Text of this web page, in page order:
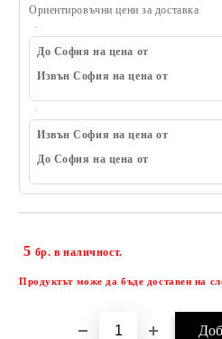
Ориентировъчни цени за доставка
До София на цена от
Извън София на цена от
Извън София на цена от
До София на цена от
5 бр. в наличност.
Продуктът може да бъде доставен на